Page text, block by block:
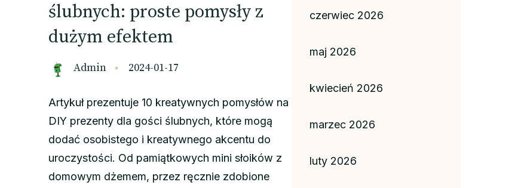
ślubnych: proste pomysły z
dużym efektem
Admin 2024-01-17
Artykuł prezentuje 10 kreatywnych pomysłów na
DIY prezenty dla gości ślubnych, które mogą
dodać osobistego i kreatywnego akcentu do
uroczystości. Od pamiątkowych mini słoików z
domowym dżemem, przez ręcznie zdobione
czerwiec 2026
maj 2026
kwiecień 2026
marzec 2026
luty 2026